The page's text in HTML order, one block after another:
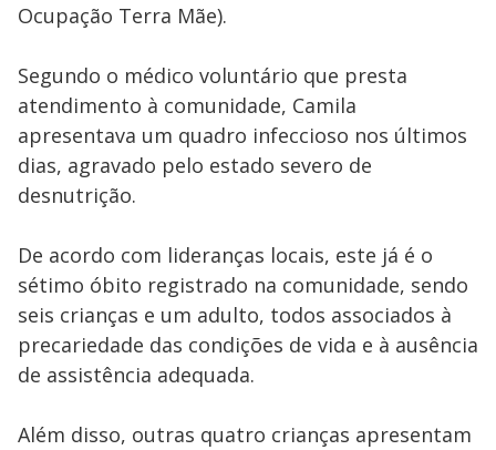
Ocupação Terra Mãe).
Segundo o médico voluntário que presta
atendimento à comunidade, Camila
apresentava um quadro infeccioso nos últimos
dias, agravado pelo estado severo de
desnutrição.
De acordo com lideranças locais, este já é o
sétimo óbito registrado na comunidade, sendo
seis crianças e um adulto, todos associados à
precariedade das condições de vida e à ausência
de assistência adequada.
Além disso, outras quatro crianças apresentam